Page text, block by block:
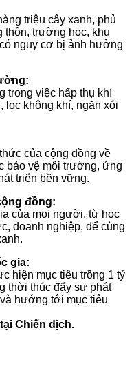
triệu cây xanh, phủ
thôn, trường học, khu
nguy cơ bị ảnh hưởng
trong việc hấp thụ khí
lọc không khí, ngăn xói
của cộng đồng về
bảo vệ môi trường, ứng
triển bền vững.
đồng:
của mọi người, từ học
doanh nghiệp, để cùng
gia:
hiện mục tiêu trồng 1 tỷ
thời thúc đẩy sự phát
hướng tới mục tiêu
Chiến dịch.